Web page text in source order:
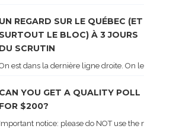
UN REGARD SUR LE QUÉBEC (ET
SURTOUT LE BLOC) À 3 JOURS
DU SCRUTIN
est dans la dernière ligne droite. On le sait
CAN YOU GET A QUALITY POLL
FOR $200?
Important notice: please do NOT use the